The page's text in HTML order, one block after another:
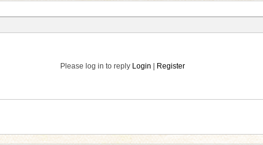
Please log in to reply Login Register